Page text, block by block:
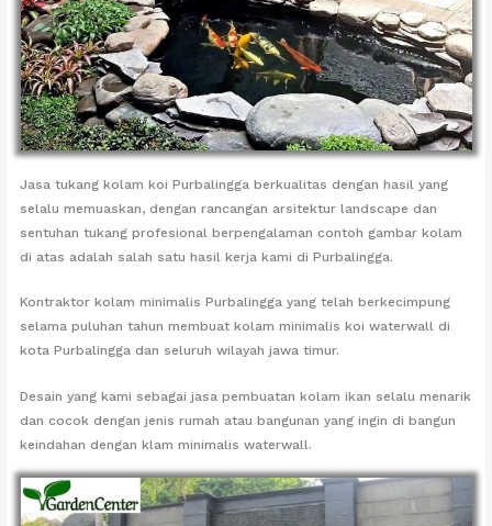
Jasa tukang kolam koi Purbalingga berkualitas dengan hasil yang
selalu memuaskan, dengan rancangan arsitektur landscape dan
sentuhan tukang profesional berpengalaman contoh gambar kolam
di atas adalah salah satu hasil kerja kami di Purbalingga.
Kontraktor kolam minimalis Purbalingga yang telah berkecimpung
selama puluhan tahun membuat kolam minimalis koi waterwall di
kota Purbalingga dan seluruh wilayah jawa timur.
Desain yang kami sebagai jasa pembuatan kolam ikan selalu menarik
dan cocok dengan jenis rumah atau bangunan yang ingin di bangun
keindahan dengan klam minimalis waterwall.